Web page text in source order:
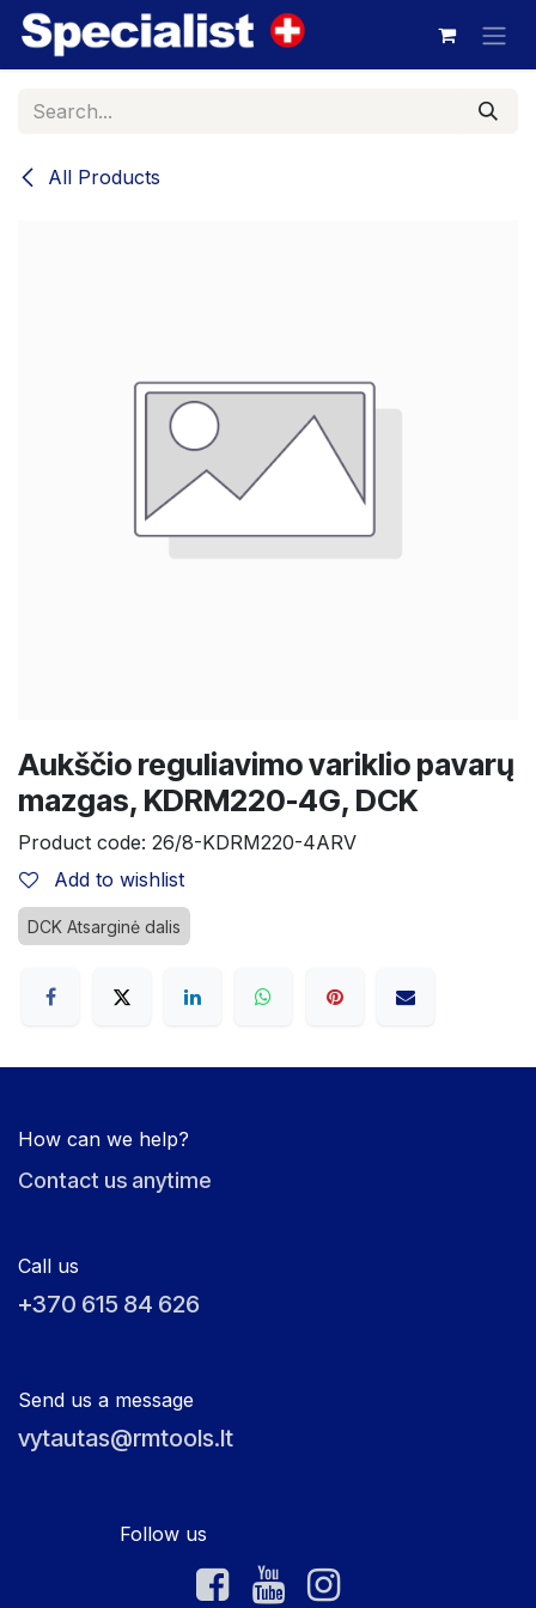
Skip to Content
All Products
Aukščio reguliavimo variklio pavarų
mazgas, KDRM220-4G, DCK
Product code: 26/8-KDRM220-4ARV
Add to wishlist
DCK Atsarginė dalis
How can we help?
Contact us anytime
Call us
+370 615 84 626
Send us a message
vytautas@rmtools.lt
Follow us